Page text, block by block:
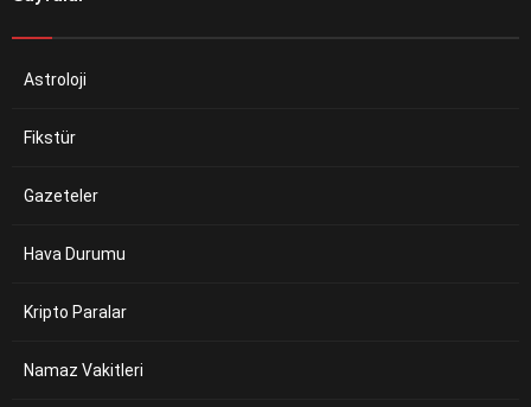
Astroloji
Fikstür
Gazeteler
Hava Durumu
Kripto Paralar
Namaz Vakitleri